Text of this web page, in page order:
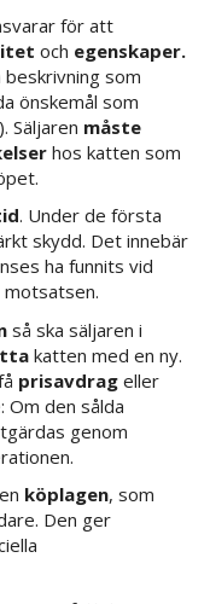
för att
och egenskaper.
som
önskemål som
Säljaren måste
hos katten som
. Under de första
skydd. Det innebär
ha funnits vid
så ska säljaren i
katten med en ny.
prisavdrag eller
Om den sålda
genom
köplagen, som
Den ger